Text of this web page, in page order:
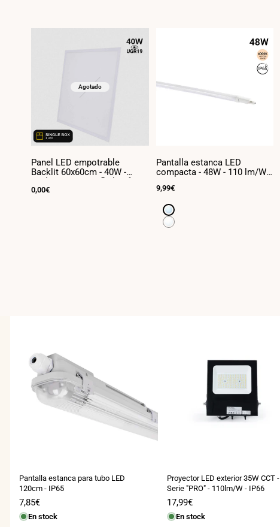
Agotado
Panel LED empotrable
Backlit 60x60cm - 40W -
UGR19 - IP40 - (Caja x1 und)
Precio
0,00€
Pantalla estanca LED
compacta - 48W - 110 lm/W -
Precio
venta
9,99€
Blanco
frío
Blanco
Pantalla estanca para tubo LED
120cm - IP65
Precio
de
venta
7,85€
En stock
Proyector LED exterior 35W CCT -
Serie "PRO" - 110lm/W - IP66
Precio
de
venta
17,99€
En stock